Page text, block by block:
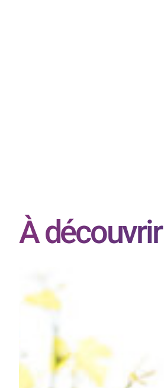
À découvrir